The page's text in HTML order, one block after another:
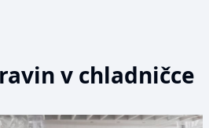
v chladničce